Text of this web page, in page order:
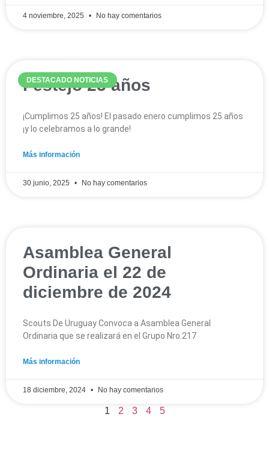
4 noviembre, 2025 No hay comentarios
DESTACADO NOTICIAS
Festejo 25 años
¡Cumplimos 25 años! El pasado enero cumplimos 25 años
¡y lo celebramos a lo grande!
Más información
30 junio, 2025 No hay comentarios
Asamblea General
Ordinaria el 22 de
diciembre de 2024
Scouts De Uruguay Convoca a Asamblea General
Ordinaria que se realizará en el Grupo Nro.217
Más información
18 diciembre, 2024 No hay comentarios
1 2 3 4 5